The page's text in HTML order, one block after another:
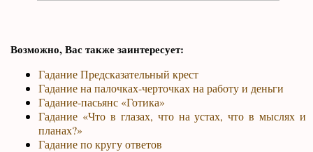
Возможно, Вас также заинтересует:
Гадание Предсказательный крест
Гадание на палочках-черточках на работу и деньги
Гадание-пасьянс «Готика»
Гадание «Что в глазах, что на устах, что в мыслях и
планах?»
Гадание по кругу ответов